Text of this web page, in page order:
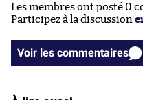
Les membres ont posté 0
Participez à la discussion
Voir les commentaires